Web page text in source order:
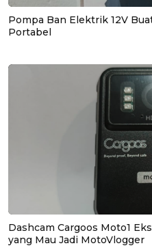
Pompa Ban Elektrik 12V
Portabel
Dashcam Cargoos Moto1
yang Mau Jadi MotoVlogger